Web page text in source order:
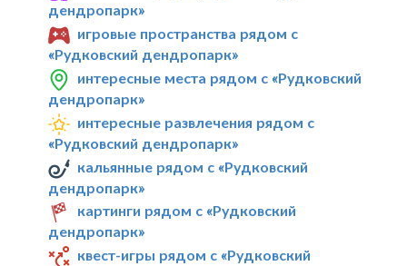
дендропарк»
игровые пространства рядом с
«Рудковский дендропарк»
интересные места рядом с «Рудковский
дендропарк»
интересные развлечения рядом с
«Рудковский дендропарк»
кальянные рядом с «Рудковский
дендропарк»
картинги рядом с «Рудковский
дендропарк»
квест-игры рядом с «Рудковский